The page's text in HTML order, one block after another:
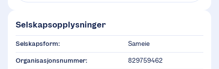
Selskapsopplysninger
Selskapsform: Sameie
Organisasjonsnummer: 829759462